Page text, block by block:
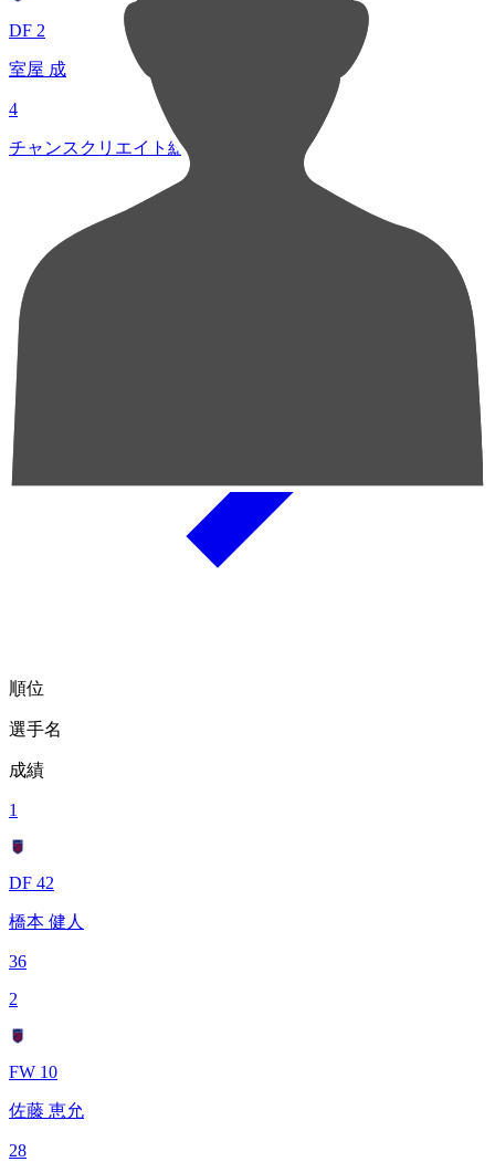
DF 2
室屋 成
4
チャンスクリエイト総数
順位
選手名
成績
1
DF 42
橋本 健人
36
2
FW 10
佐藤 恵允
28